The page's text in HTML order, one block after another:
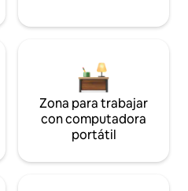
Zona para trabajar
con computadora
portátil